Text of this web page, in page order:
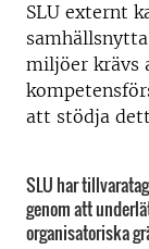
SLU externt
miljöer krävs
att stödja
SLU har
genom att
organisatoriska